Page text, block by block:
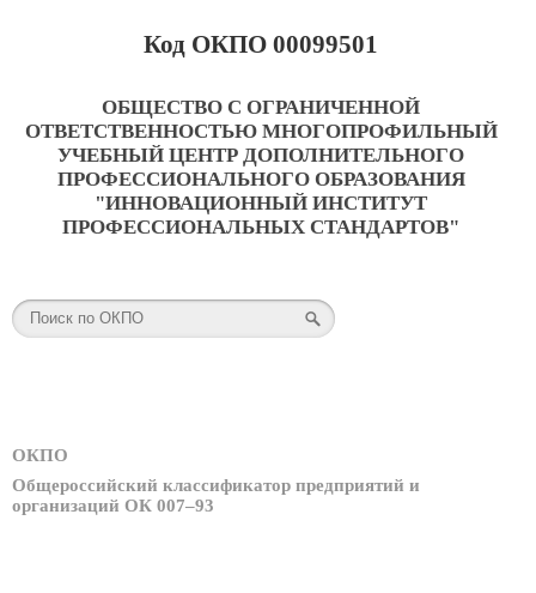
Код ОКПО 00099501
ОБЩЕСТВО С ОГРАНИЧЕННОЙ
ОТВЕТСТВЕННОСТЬЮ МНОГОПРОФИЛЬНЫЙ
УЧЕБНЫЙ ЦЕНТР ДОПОЛНИТЕЛЬНОГО
ПРОФЕССИОНАЛЬНОГО ОБРАЗОВАНИЯ
"ИННОВАЦИОННЫЙ ИНСТИТУТ
ПРОФЕССИОНАЛЬНЫХ СТАНДАРТОВ"
ОКПО
Общероссийский классификатор предприятий и
организаций ОК 007–93